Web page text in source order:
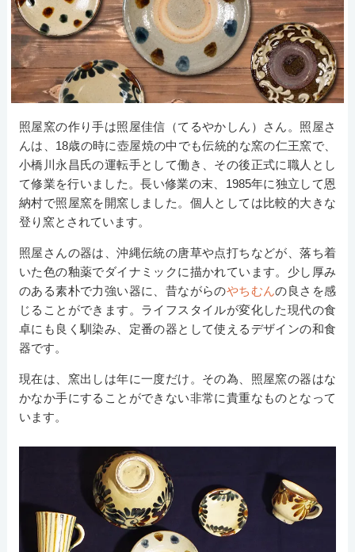
照屋窯の作り手は照屋佳信（てるやかしん）さん。照屋さ
んは、18歳の時に壺屋焼の中でも伝統的な窯の仁王窯で、
小橋川永昌氏の運転手として働き、その後正式に職人とし
て修業を行いました。長い修業の末、1985年に独立して恩
納村で照屋窯を開窯しました。個人としては比較的大きな
登り窯とされています。
照屋さんの器は、沖縄伝統の唐草や点打ちなどが、落ち着
いた色の釉薬でダイナミックに描かれています。少し厚み
のある素朴で力強い器に、昔ながらのやちむんの良さを感
じることができます。ライフスタイルが変化した現代の食
卓にも良く馴染み、定番の器として使えるデザインの和食
器です。
現在は、窯出しは年に一度だけ。その為、照屋窯の器はな
かなか手にすることができない非常に貴重なものとなって
います。